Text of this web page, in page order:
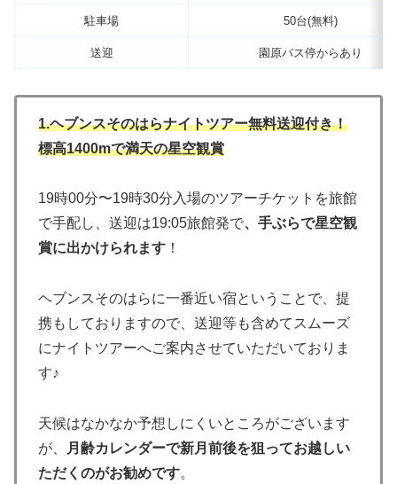
駐車場 50台(無料)
送迎 園原バス停からあり
1.ヘブンスそのはらナイトツアー無料送迎付き！
標高1400mで満天の星空観賞
19時00分〜19時30分入場のツアーチケットを旅館
で手配し、送迎は19:05旅館発で、手ぶらで星空観
賞に出かけられます ！
ヘブンスそのはらに一番近い宿ということで、提
携もしておりますので、送迎等も含めてスムーズ
にナイトツアーへご案内させていただいておりま
す♪
天候はなかなか予想しにくいところがございます
が、
月齢カレンダーで新月前後を狙ってお越しい
ただくのがお勧めです。